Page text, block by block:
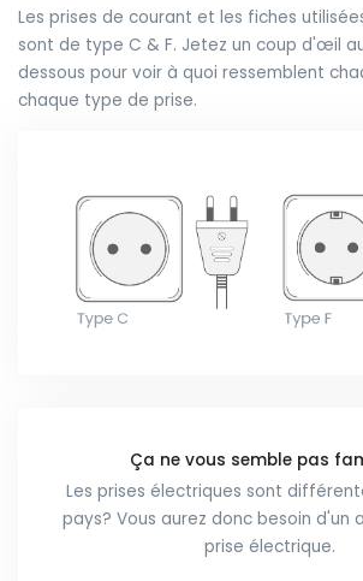
Les prises de courant et les fiches
sont de type C & F. Jetez un coup d'œil
dessous pour voir à quoi ressemblent
chaque type de prise.
Ça ne vous semble pas
Les prises électriques sont
pays? Vous aurez donc besoin d'un
prise électrique.